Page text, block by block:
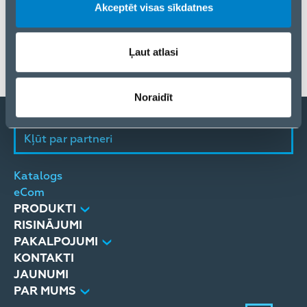
Akceptēt visas sīkdatnes
Ļaut atlasi
Noraidīt
Saite uz ražotāja mājaslapu
Produktu pieejamība var atšķirties atkarībā no ELKO
Kļūt par partneri
Katalogs
eCom
PRODUKTI
RISINĀJUMI
PAKALPOJUMI
KONTAKTI
JAUNUMI
PAR MUMS